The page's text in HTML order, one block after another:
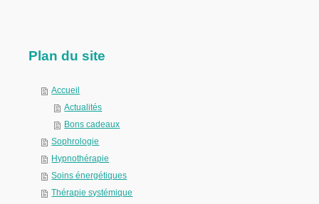
Plan du site
Accueil
Actualités
Bons cadeaux
Sophrologie
Hypnothérapie
Soins énergétiques
Thérapie systémique